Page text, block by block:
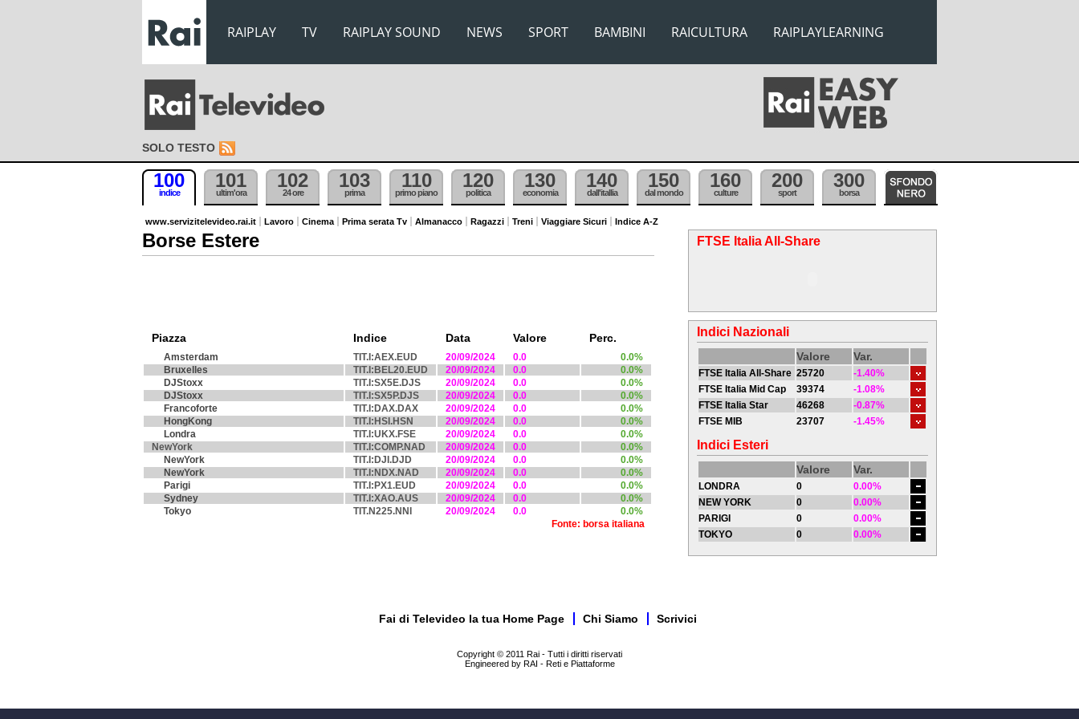
RAIPLAY TV RAIPLAY SOUND NEWS SPORT BAMBINI RAICULTURA RAIPLAYLEARNING
SOLO TESTO
100
indice
101
ultim'ora
102
24 ore
103
prima
110
primo piano
120
politica
130
economia
140
dall'itallia
150
dal mondo
160
culture
200
sport
300
borsa
www.servizitelevideo.rai.it Lavoro Cinema Prima serata Tv Almanacco Ragazzi Treni Viaggiare Sicuri Indice A-Z
Borse Estere
Piazza Indice Data Valore Perc.
Amsterdam TIT.I:AEX.EUD 20/09/2024 0.0
0.0%
Bruxelles
TIT.I:BEL20.EUD 20/09/2024 0.0
0.0%
DJStoxx
TIT.I:SX5E.DJS 20/09/2024 0.0
0.0%
DJStoxx
TIT.I:SX5P.DJS 20/09/2024 0.0
0.0%
Francoforte
TIT.I:DAX.DAX 20/09/2024 0.0
0.0%
HongKong
TIT.I:HSI.HSN 20/09/2024 0.0
0.0%
Londra
TIT.I:UKX.FSE 20/09/2024 0.0
0.0%
NewYork
TIT.I:COMP.NAD 20/09/2024 0.0
0.0%
NewYork
TIT.I:DJI.DJD 20/09/2024 0.0
0.0%
NewYork
TIT.I:NDX.NAD 20/09/2024 0.0
0.0%
Parigi
TIT.I:PX1.EUD 20/09/2024 0.0
0.0%
Sydney
TIT.I:XAO.AUS 20/09/2024 0.0
0.0%
Tokyo
TIT.N225.NNI 20/09/2024 0.0
0.0%
Fonte: borsa italiana
FTSE Italia All-Share
Indici Nazionali
Valore Var.
FTSE Italia All-Share 25720
-1.40%
FTSE Italia Mid Cap
39374
-1.08%
FTSE Italia Star
46268
-0.87%
FTSE MIB
23707 -1.45%
Indici Esteri
Valore Var.
LONDRA 0
0.00%
NEW YORK
0
0.00%
PARIGI
0
0.00%
TOKYO
0 0.00%
Fai di Televideo la tua Home Page Chi Siamo Scrivici
Copyright © 2011 Rai - Tutti i diritti riservati
Engineered by RAI - Reti e Piattaforme